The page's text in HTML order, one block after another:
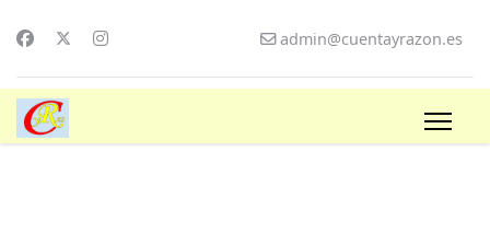
admin@cuentayrazon.es